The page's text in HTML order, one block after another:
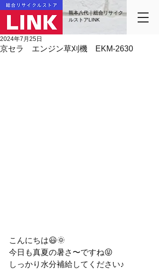
熊本八代｜総合リサイク
ルストアLINK
京セラ エンジン草刈機 EKM-2630
2024年7月25日
こんにちは😃🌞
今日も真夏の暑さ〜ですね😝
しっかり水分補給してください♪